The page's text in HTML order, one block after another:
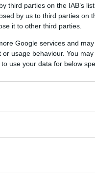
third parties on the IAB’s
by us to third parties on
it to other third parties.
Google services and
usage behaviour. You
use your data for below